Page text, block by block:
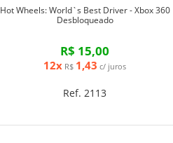
Hot Wheels: World`s Best Driver - Xbox 360
Desbloqueado
R$ 15,00
12x R$ 1,43 c/ juros
Ref. 2113